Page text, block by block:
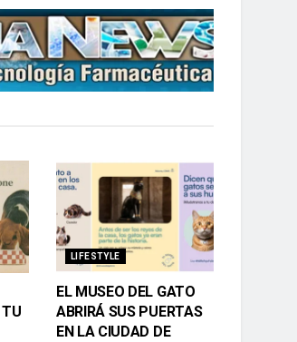
LIFESTYLE
EL MUSEO DEL GATO
ABRIRÁ SUS PUERTAS
EN LA CIUDAD DE